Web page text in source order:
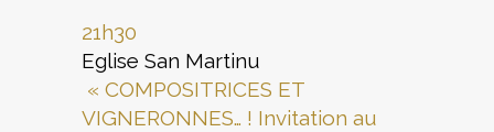
21h30
Eglise San Martinu
« COMPOSITRICES ET
VIGNERONNES… ! Invitation au